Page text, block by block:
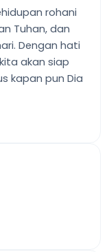
rohani
Tuhan, dan
Dengan hati
akan siap
kapan pun Dia